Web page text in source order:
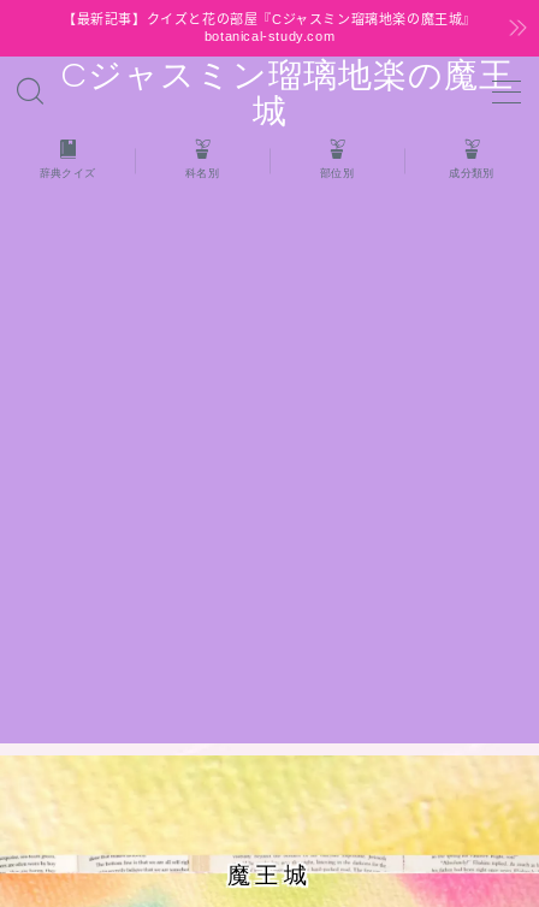
【最新記事】クイズと花の部屋『Cジャスミン瑠璃地楽の魔王城』
botanical-study.com
Cジャスミン瑠璃地楽の魔王
城
MENU
HOME
公式ウェブサイト『Botanical Study』
Cジャスミン瑠璃地楽の主な活動先リンク集
辞典クイズ 科名別 部位別 成分類別
魔王城